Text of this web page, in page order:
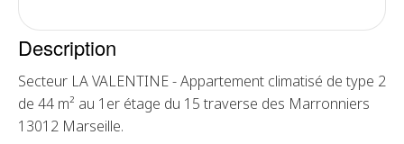
Description
Secteur LA VALENTINE - Appartement climatisé de type 2
de 44 m² au 1er étage du 15 traverse des Marronniers
13012 Marseille.